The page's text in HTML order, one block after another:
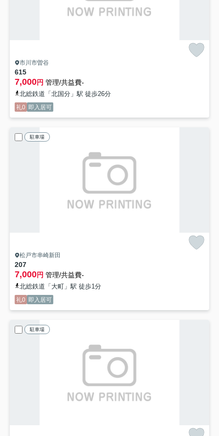
市川市曽谷
615
7,000円 管理/共益費-
北総鉄道「北国分」駅 徒歩26分
礼0 即入居可
駐車場
松戸市串崎新田
207
7,000円 管理/共益費-
北総鉄道「大町」駅 徒歩1分
礼0 即入居可
駐車場